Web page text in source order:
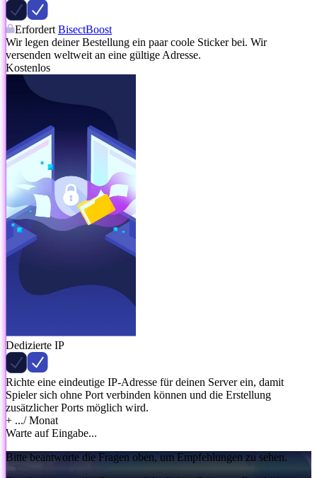
ErfordertBisectBoost
Wir legen deiner Bestellung ein paar coole Sticker bei. Wir
versenden weltweit an eine gültige Adresse.
Kostenlos
Dedizierte IP
Richte eine eindeutige IP-Adresse für deinen Server ein, damit
Spieler sich ohne Port verbinden können und die Erstellung
zusätzlicher Ports möglich wird.
+ .../ Monat
Warte auf Eingabe...
Bitte beantworte die Fragen oben, um Empfehlungen zu sehen.